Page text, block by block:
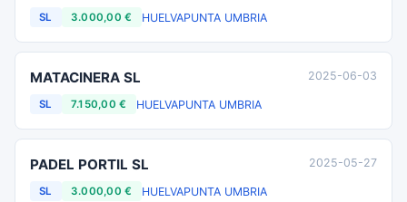
SL 3.000,00 € HUELVAPUNTA UMBRIA
MATACINERA SL
SL 7.150,00 € HUELVAPUNTA UMBRIA
2025-06-03
PADEL PORTIL SL
SL 3.000,00 € HUELVAPUNTA UMBRIA
2025-05-27